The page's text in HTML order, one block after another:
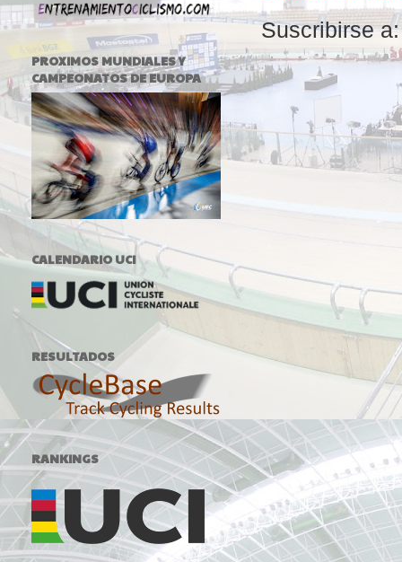
Suscribirse
PROXIMOS MUNDIALES Y
CAMPEONATOS DE EUROPA
CALENDARIO UCI
RESULTADOS
RANKINGS